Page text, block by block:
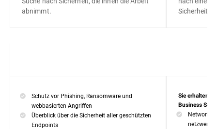
abnimmt.
Schutz vor Phishing, Ransomware und
webbasierten Angriffen
Überblick über die Sicherheit aller geschützten
Endpoints
Sie erhalten
Business
Network